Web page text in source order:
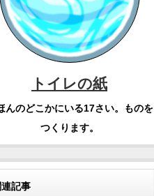
トイレの紙
んのどこかにいる17さい。ものを
つくります。
連記事